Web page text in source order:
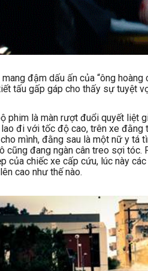
mang đậm dấu ấn của “ông
tấu gấp gáp cho thấy sự tuyệt
phim là màn rượt đuổi quyết liệt
đi với tốc độ cao, trên xe
mình, đằng sau là một nữ y tá
cũng đang ngàn cân treo sợi
của chiếc xe cấp cứu, lúc này
cao như thế nào.